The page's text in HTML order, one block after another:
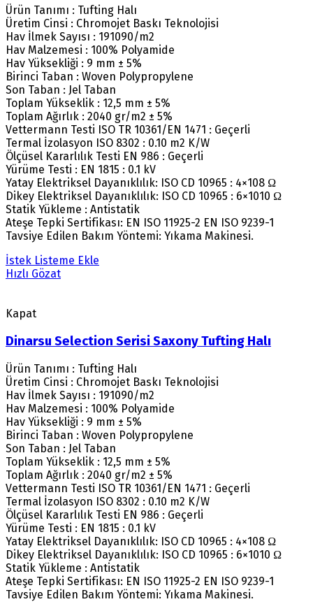
Ürün Tanımı : Tufting Halı
Üretim Cinsi : Chromojet Baskı Teknolojisi
Hav İlmek Sayısı : 191090/m2
Hav Malzemesi : 100% Polyamide
Hav Yüksekliği : 9 mm ± 5%
Birinci Taban : Woven Polypropylene
Son Taban : Jel Taban
Toplam Yükseklik : 12,5 mm ± 5%
Toplam Ağırlık : 2040 gr/m2 ± 5%
Vettermann Testi ISO TR 10361/EN 1471 : Geçerli
Termal İzolasyon ISO 8302 : 0.10 m2 K/W
Ölçüsel Kararlılık Testi EN 986 : Geçerli
Yürüme Testi : EN 1815 : 0.1 kV
Yatay Elektriksel Dayanıklılık: ISO CD 10965 : 4×108 Ω
Dikey Elektriksel Dayanıklılık: ISO CD 10965 : 6×1010 Ω
Statik Yükleme : Antistatik
Ateşe Tepki Sertifikası: EN ISO 11925-2 EN ISO 9239-1
Tavsiye Edilen Bakım Yöntemi: Yıkama Makinesi.
İstek Listeme Ekle
Hızlı Gözat
Kapat
Dinarsu Selection Serisi Saxony Tufting Halı
Ürün Tanımı : Tufting Halı
Üretim Cinsi : Chromojet Baskı Teknolojisi
Hav İlmek Sayısı : 191090/m2
Hav Malzemesi : 100% Polyamide
Hav Yüksekliği : 9 mm ± 5%
Birinci Taban : Woven Polypropylene
Son Taban : Jel Taban
Toplam Yükseklik : 12,5 mm ± 5%
Toplam Ağırlık : 2040 gr/m2 ± 5%
Vettermann Testi ISO TR 10361/EN 1471 : Geçerli
Termal İzolasyon ISO 8302 : 0.10 m2 K/W
Ölçüsel Kararlılık Testi EN 986 : Geçerli
Yürüme Testi : EN 1815 : 0.1 kV
Yatay Elektriksel Dayanıklılık: ISO CD 10965 : 4×108 Ω
Dikey Elektriksel Dayanıklılık: ISO CD 10965 : 6×1010 Ω
Statik Yükleme : Antistatik
Ateşe Tepki Sertifikası: EN ISO 11925-2 EN ISO 9239-1
Tavsiye Edilen Bakım Yöntemi: Yıkama Makinesi.